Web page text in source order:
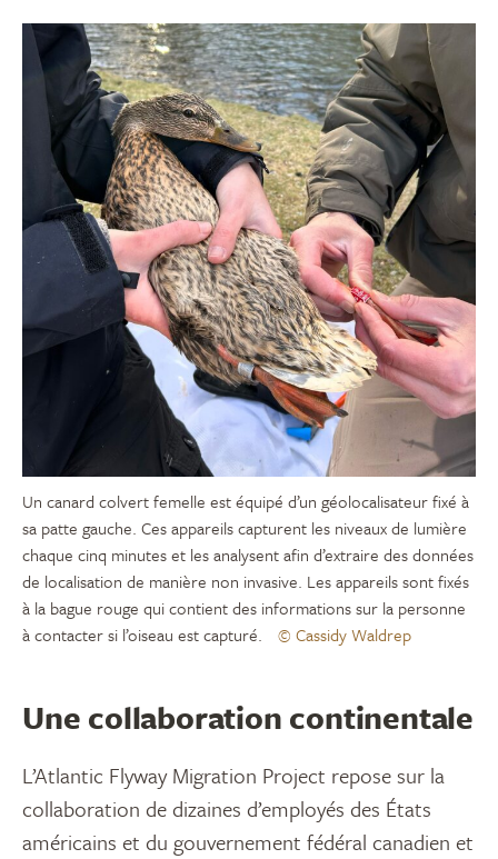
Un canard colvert femelle est équipé d’un géolocalisateur fixé à
sa patte gauche. Ces appareils capturent les niveaux de lumière
chaque cinq minutes et les analysent afin d’extraire des données
de localisation de manière non invasive. Les appareils sont fixés
à la bague rouge qui contient des informations sur la personne
à contacter si l’oiseau est capturé.
© Cassidy Waldrep
Une collaboration continentale
L’Atlantic Flyway Migration Project repose sur la
collaboration de dizaines d’employés des États
américains et du gouvernement fédéral canadien et